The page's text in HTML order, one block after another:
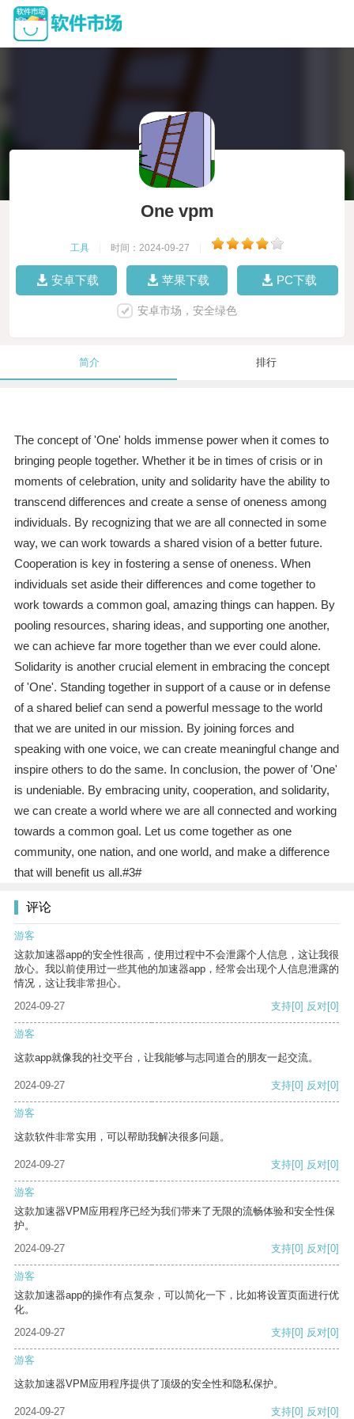
One vpm
工具 时间：2024-09-27
安卓下载 苹果下载 PC下载
安卓市场，安全绿色
简介 排行
The concept of 'One' holds immense power when it comes to
bringing people together. Whether it be in times of crisis or in
moments of celebration, unity and solidarity have the ability to
transcend differences and create a sense of oneness among
individuals. By recognizing that we are all connected in some
way, we can work towards a shared vision of a better future.
Cooperation is key in fostering a sense of oneness. When
individuals set aside their differences and come together to
work towards a common goal, amazing things can happen. By
pooling resources, sharing ideas, and supporting one another,
we can achieve far more together than we ever could alone.
Solidarity is another crucial element in embracing the concept
of 'One'. Standing together in support of a cause or in defense
of a shared belief can send a powerful message to the world
that we are united in our mission. By joining forces and
speaking with one voice, we can create meaningful change and
inspire others to do the same. In conclusion, the power of 'One'
is undeniable. By embracing unity, cooperation, and solidarity,
we can create a world where we are all connected and working
towards a common goal. Let us come together as one
community, one nation, and one world, and make a difference
that will benefit us all.#3#
评论
游客
这款加速器app的安全性很高，使用过程中不会泄露个人信息，这让我很
放心。我以前使用过一些其他的加速器app，经常会出现个人信息泄露的
情况，这让我非常担心。
2024-09-27
支持[0] 反对[0]
游客
这款app就像我的社交平台，让我能够与志同道合的朋友一起交流。
2024-09-27 支持[0] 反对[0]
游客
这款软件非常实用，可以帮助我解决很多问题。
2024-09-27 支持[0] 反对[0]
游客
这款加速器VPM应用程序已经为我们带来了无限的流畅体验和安全性保
护。
2024-09-27
支持[0] 反对[0]
游客
这款加速器app的操作有点复杂，可以简化一下，比如将设置页面进行优
化。
2024-09-27
支持[0] 反对[0]
游客
这款加速器VPM应用程序提供了顶级的安全性和隐私保护。
2024-09-27 支持[0] 反对[0]